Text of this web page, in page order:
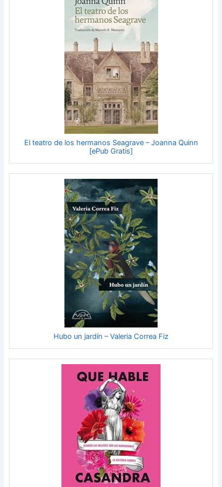
El teatro de los hermanos Seagrave – Joanna Quinn
[ePub Gratis]
Hubo un jardín – Valeria Correa Fiz